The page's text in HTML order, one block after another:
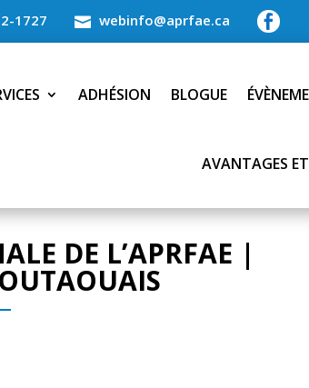
1727  webinfo@aprfae.ca 
ADHÉSION BLOGUE
AVANTAGES
DE L’APRFAE |